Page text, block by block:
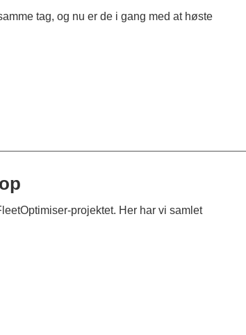
tag, og nu er de i gang med at høste
projektet. Her har vi samlet